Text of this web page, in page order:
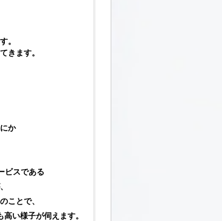
。
きます。
か
ビスである
ことで、
い様子が伺えます。